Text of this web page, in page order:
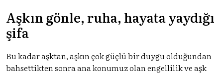
Aşkın gönle, ruha, hayata yaydığı
şifa
Bu kadar aşktan, aşkın çok güçlü bir duygu olduğundan
bahsettikten sonra ana konumuz olan engellilik ve aşk